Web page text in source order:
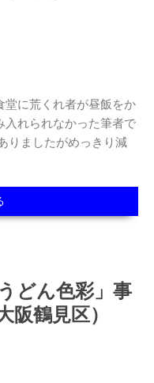
堂に荒くれ者が昼飯をか
入れられなかった筆者で
りましたがめっきり減
どん色彩」事
阪鶴見区）